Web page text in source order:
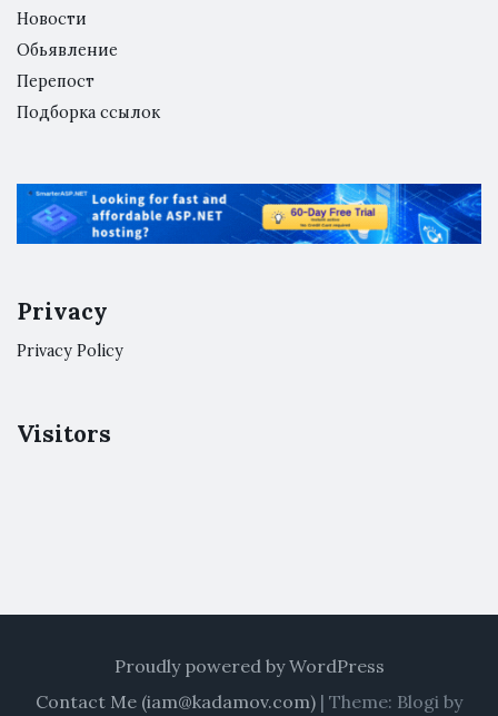
Новости
Обьявление
Перепост
Подборка ссылок
Privacy
Privacy Policy
Visitors
Proudly powered by WordPress
Contact Me (iam@kadamov.com) | Theme: Blogi by